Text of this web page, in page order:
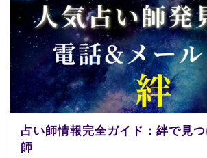
占い師情報完全ガイド：絆で見
師